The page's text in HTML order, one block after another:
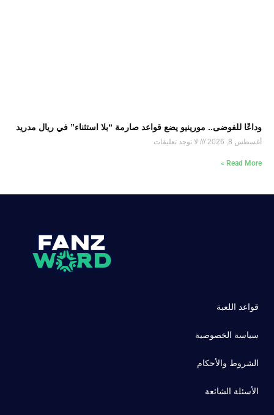
وداعًا للفوضى.. مورينيو يضع قواعد صارمة “بلا استثناء” في ريال مدريد
أغسطس 8, 2026 لا توجد تعليقات
Read More »
قواعد اللعبة
سياسة الخصوصية
الشروط والأحكام
الأسئلة الشائعة